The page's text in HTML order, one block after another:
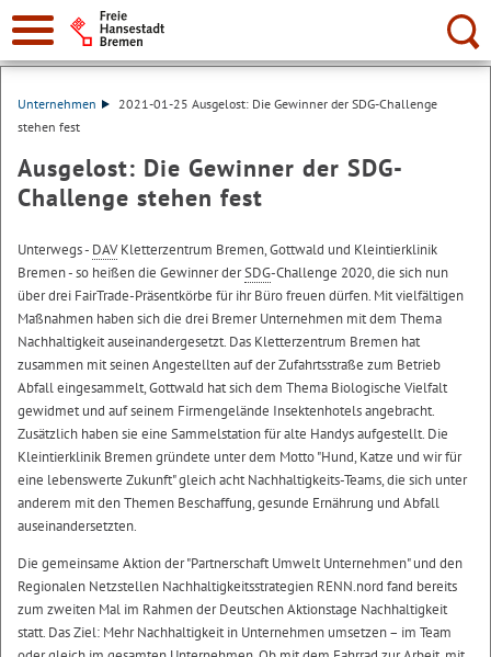
Suche:
Unternehmen
2021-01-25 Ausgelost: Die Gewinner der SDG-Challenge
stehen fest
Ausgelost: Die Gewinner der SDG-
Challenge stehen fest
Unterwegs - DAVKletterzentrum Bremen, Gottwald und Kleintierklinik
Bremen - so heißen die Gewinner derSDG-Challenge 2020, die sich nun
über drei FairTrade-Präsentkörbe für ihr Büro freuen dürfen. Mit vielfältigen
Maßnahmen haben sich die drei Bremer Unternehmen mit dem Thema
Nachhaltigkeit auseinandergesetzt. Das Kletterzentrum Bremen hat
zusammen mit seinen Angestellten auf der Zufahrtsstraße zum Betrieb
Abfall eingesammelt, Gottwald hat sich dem Thema Biologische Vielfalt
gewidmet und auf seinem Firmengelände Insektenhotels angebracht.
Zusätzlich haben sie eine Sammelstation für alte Handys aufgestellt. Die
Kleintierklinik Bremen gründete unter dem Motto "Hund, Katze und wir für
eine lebenswerte Zukunft" gleich acht Nachhaltigkeits-Teams, die sich unter
anderem mit den Themen Beschaffung, gesunde Ernährung und Abfall
auseinandersetzten.
Die gemeinsame Aktion der "Partnerschaft Umwelt Unternehmen" und den
Regionalen Netzstellen Nachhaltigkeitsstrategien RENN.nord fand bereits
zum zweiten Mal im Rahmen der Deutschen Aktionstage Nachhaltigkeit
statt. Das Ziel: Mehr Nachhaltigkeit in Unternehmen umsetzen – im Team